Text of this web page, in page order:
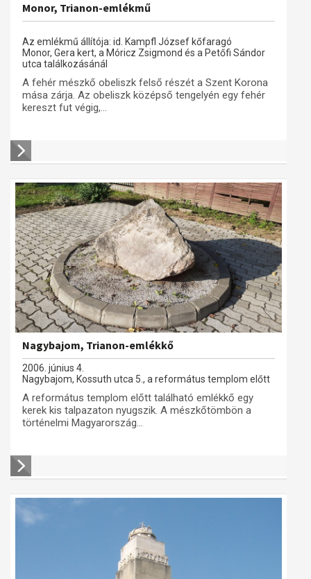
Monor, Trianon-emlékmű
Az emlékmű állítója: id. Kampfl József kőfaragó
Monor, Gera kert, a Móricz Zsigmond és a Petőfi Sándor
utca találkozásánál
A fehér mészkő obeliszk felső részét a Szent Korona
mása zárja. Az obeliszk középső tengelyén egy fehér
kereszt fut végig,...
Nagybajom, Trianon-emlékkő
2006. június 4.
Nagybajom, Kossuth utca 5., a református templom előtt
A református templom előtt található emlékkő egy
kerek kis talpazaton nyugszik. A mészkőtömbön a
történelmi Magyarország...